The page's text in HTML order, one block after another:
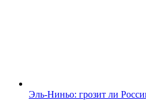
Эль-Ниньо: грозит ли